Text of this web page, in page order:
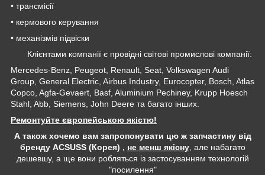
• трансмісії
• кермового керування
• механізмів підвіски
Клієнтами компанії є провідні світові промислові компанії:
Mercedes-Benz, Peugeot, Renault, Seat, Volkswagen Audi
Group, General Electric, Airbus Industry, Eurocopter, Bosch, Atlas
Copco, Agfa-Gevaert, Basf, Aluminium Pechiney, Krupp Hoesch
Stahl, Abb, Siemens, John Deere та багато інших.
Ремонтуйте європейською якістю!
А також хочемо вам запропонувати цю ж запчастину від
бренду ACSUSS (Корея) , не менш якісну, але набагато
дешевшу, а ще вони робляться із застосуванням технологій
"посилення"